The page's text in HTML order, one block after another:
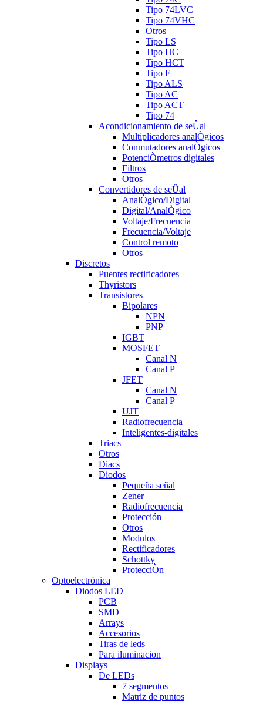
Tipo 74LVC
Tipo 74VHC
Otros
Tipo LS
Tipo HC
Tipo HCT
Tipo F
Tipo ALS
Tipo AC
Tipo ACT
Tipo 74
Acondicionamiento de seÛal
Multiplicadores analÒgicos
Conmutadores analÒgicos
PotenciÒmetros digitales
Filtros
Otros
Convertidores de seÛal
AnalÒgico/Digital
Digital/AnalÒgico
Voltaje/Frecuencia
Frecuencia/Voltaje
Control remoto
Otros
Discretos
Puentes rectificadores
Thyristors
Transistores
Bipolares
NPN
PNP
IGBT
MOSFET
Canal N
Canal P
JFET
Canal N
Canal P
UJT
Radiofrecuencia
Inteligentes-digitales
Triacs
Otros
Diacs
Diodos
Pequeña señal
Zener
Radiofrecuencia
Protección
Otros
Modulos
Rectificadores
Schottky
ProtecciÒn
Optoelectrónica
Diodos LED
PCB
SMD
Arrays
Accesorios
Tiras de leds
Para iluminacion
Displays
De LEDs
7 segmentos
Matriz de puntos